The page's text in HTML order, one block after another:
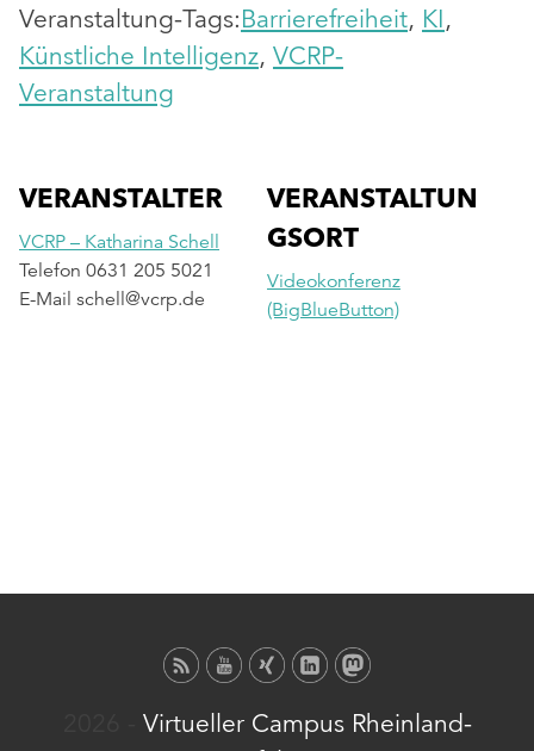
Veranstaltung-Tags:Barrierefreiheit, KI,
Künstliche Intelligenz, VCRP-
Veranstaltung
VERANSTALTUN
GSORT
Videokonferenz
(BigBlueButton)
VERANSTALTER
VCRP – Katharina Schell
Telefon 0631 205 5021
E-Mail schell@vcrp.de
Virtueller Campus Rheinland-